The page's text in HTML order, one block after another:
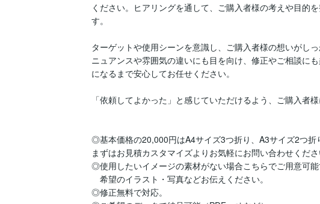
ください。ヒアリングを通して、ご購入者様の考えや目的
す。
ターゲットや使用シーンを意識し、ご購入者様の想いがし
ニュアンスや雰囲気の違いにも目を向け、修正やご相談に
になるまで安心してお任せください。
「依頼してよかった」と感じていただけるよう、ご購入者
◎基本価格の20,000円はA4サイズ3つ折り、A3サイズ2つ折
まずはお見積カスタマイズよりお気軽にお問い合わせくださ
◎使用したいイメージの素材がない場合こちらでご用意可能
希望のイラスト・写真などお伝えください。
◎修正無料で対応。